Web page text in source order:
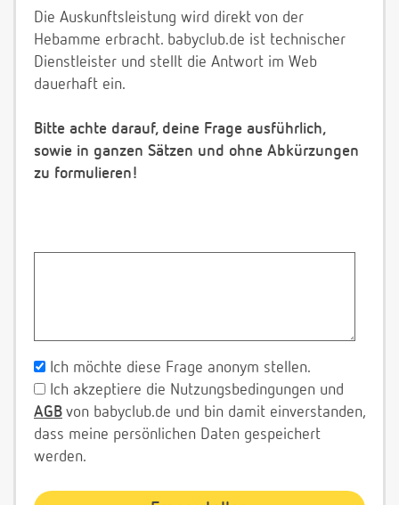
Die Auskunftsleistung wird direkt von der
Hebamme erbracht. babyclub.de ist technischer
Dienstleister und stellt die Antwort im Web
dauerhaft ein.
Bitte achte darauf, deine Frage ausführlich,
sowie in ganzen Sätzen und ohne Abkürzungen
zu formulieren!
Ich möchte diese Frage anonym stellen.
Ich akzeptiere die Nutzungsbedingungen und
AGB von babyclub.de und bin damit einverstanden,
dass meine persönlichen Daten gespeichert
werden.